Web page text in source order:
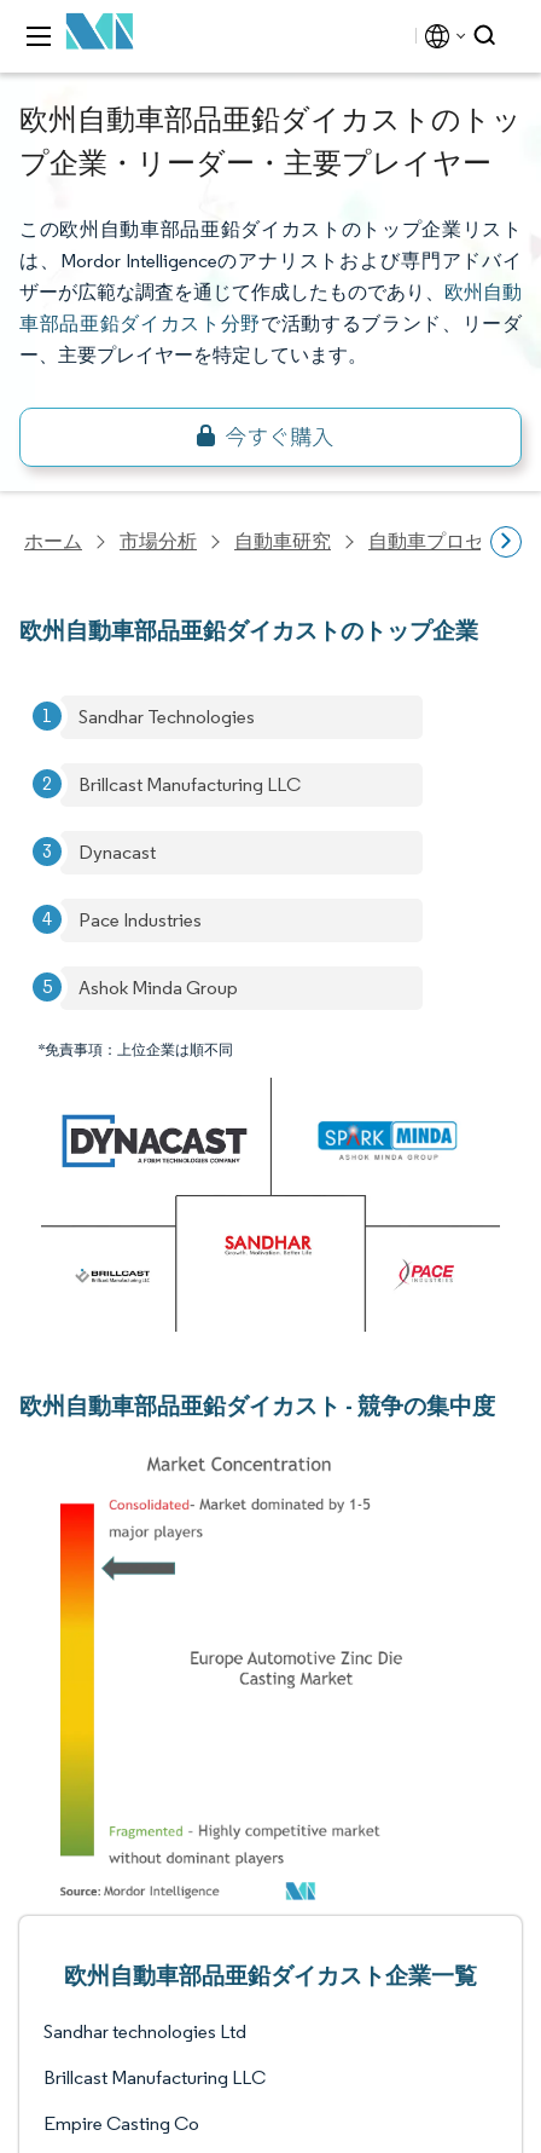
欧州自動車部品亜鉛ダイカストのトッ
プ企業・リーダー・主要プレイヤー
この欧州自動車部品亜鉛ダイカストのトップ企業リスト
は、Mordor Intelligenceのアナリストおよび専門アドバイ
ザーが広範な調査を通じて作成したものであり、 欧州自動
車部品亜鉛ダイカスト分野で活動するブランド、リーダ
ー、主要プレイヤーを特定しています。
ホーム 市場分析 自動車研究 自動車プロセス研究
欧州自動車部品亜鉛ダイカストのトップ企業
Sandhar Technologies
Brillcast Manufacturing LLC
Dynacast
Pace Industries
Ashok Minda Group
*免責事項：上位企業は順不同
欧州自動車部品亜鉛ダイカスト - 競争の集中度
欧州自動車部品亜鉛ダイカスト企業一覧
Sandhar technologies Ltd
Brillcast Manufacturing LLC
Empire Casting Co